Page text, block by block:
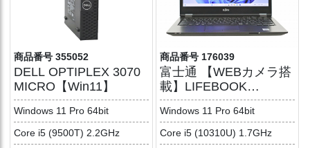
商品番号 355052
DELL OPTIPLEX 3070
MICRO【Win11】
Windows 11 Pro 64bit
Core i5 (9500T) 2.2GHz
商品番号 176039
富士通 【WEBカメラ搭
載】LIFEBOOK
U7410/D【Win11】
Windows 11 Pro 64bit
Core i5 (10310U) 1.7GHz